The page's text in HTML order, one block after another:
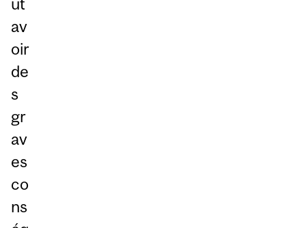
av
oir
de
s
gr
av
es
co
ns